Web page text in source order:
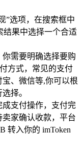
”选项，在搜索框中
结果中选择一个合适
需要明确选择要购
方式，常见的支付
、微信等,你可以根
择。
支付操作，支付完
家确认收款，平台
转入你的 imToken